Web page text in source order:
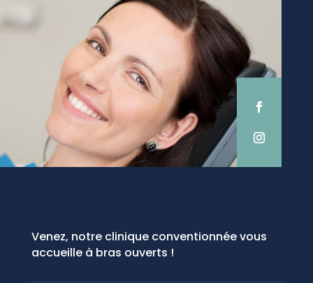
Venez, notre clinique conventionnée vous
accueille à bras ouverts !